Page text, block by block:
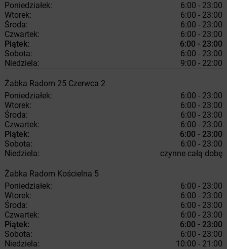
Poniedziałek:
6:00 - 23:00
Wtorek:
6:00 - 23:00
Środa:
6:00 - 23:00
Czwartek:
6:00 - 23:00
Piątek:
6:00 - 23:00
Sobota:
6:00 - 23:00
Niedziela:
9:00 - 22:00
Żabka Radom 25 Czerwca 2
Poniedziałek:
6:00 - 23:00
Wtorek:
6:00 - 23:00
Środa:
6:00 - 23:00
Czwartek:
6:00 - 23:00
Piątek:
6:00 - 23:00
Sobota:
6:00 - 23:00
Niedziela:
czynne całą dobę
Żabka Radom Kościelna 5
Poniedziałek:
6:00 - 23:00
Wtorek:
6:00 - 23:00
Środa:
6:00 - 23:00
Czwartek:
6:00 - 23:00
Piątek:
6:00 - 23:00
Sobota:
6:00 - 23:00
Niedziela:
10:00 - 21:00